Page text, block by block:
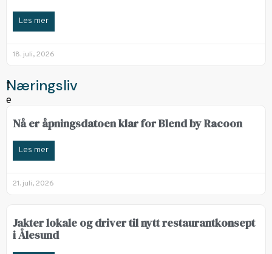
Les mer
18. juli, 2026
Næringsliv
Nå er åpningsdatoen klar for Blend by Racoon
Les mer
21. juli, 2026
Jakter lokale og driver til nytt restaurantkonsept
i Ålesund